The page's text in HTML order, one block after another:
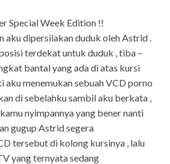
Special Week Edition !!
aku dipersilakan duduk oleh Astrid .
terdekat untuk duduk , tiba –
bantal yang ada di atas kursi
aku menemukan sebuah VCD porno
di sebelahku sambil aku berkata ,
nyimpannya yang bener nanti
gugup Astrid segera
tersebut di kolong kursinya , lalu
yang ternyata sedang